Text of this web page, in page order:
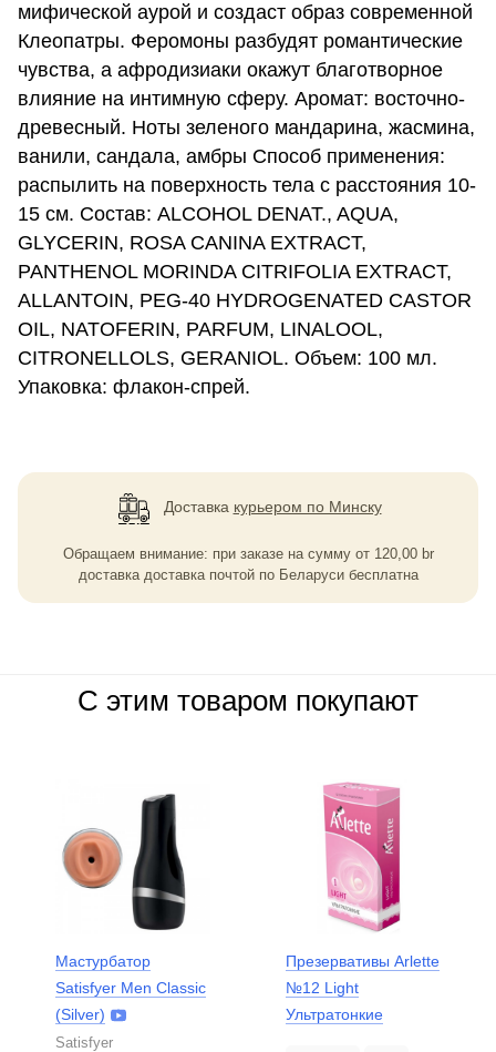
мифической аурой и создаст образ современной
Клеопатры. Феромоны разбудят романтические
чувства, а афродизиаки окажут благотворное
влияние на интимную сферу. Аромат: восточно-
древесный. Ноты зеленого мандарина, жасмина,
ванили, сандала, амбры Способ применения:
распылить на поверхность тела с расстояния 10-
15 см. Состав: ALCOHOL DENAT., AQUA,
GLYCERIN, ROSA CANINA EXTRACT,
PANTHENOL MORINDA CITRIFOLIA EXTRACT,
ALLANTOIN, PEG-40 HYDROGENATED CASTOR
OIL, NATOFERIN, PARFUM, LINALOOL,
CITRONELLOLS, GERANIOL. Объем: 100 мл.
Упаковка: флакон-спрей.
Доставка курьером по Минску
Обращаем внимание: при заказе на сумму от 120,00 br
доставка доставка почтой по Беларуси бесплатна
С этим товаром покупают
Мастурбатор
Satisfyer Men Classic
(Silver)
Satisfyer
Презервативы Arlette
№12 Light
Ультратонкие